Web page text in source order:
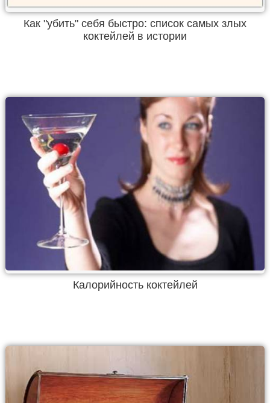
Как "убить" себя быстро: список самых злых
коктейлей в истории
Калорийность коктейлей